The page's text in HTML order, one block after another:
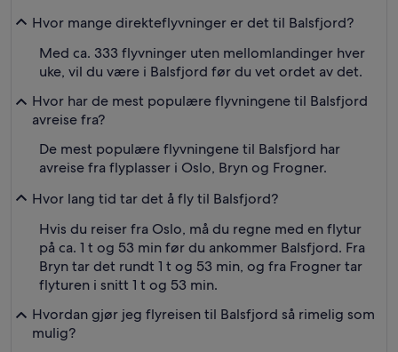
Hvor mange direkteflyvninger er det til Balsfjord?
Med ca. 333 flyvninger uten mellomlandinger hver
uke, vil du være i Balsfjord før du vet ordet av det.
Hvor har de mest populære flyvningene til Balsfjord
avreise fra?
De mest populære flyvningene til Balsfjord har
avreise fra flyplasser i Oslo, Bryn og Frogner.
Hvor lang tid tar det å fly til Balsfjord?
Hvis du reiser fra Oslo, må du regne med en flytur
på ca. 1 t og 53 min før du ankommer Balsfjord. Fra
Bryn tar det rundt 1 t og 53 min, og fra Frogner tar
flyturen i snitt 1 t og 53 min.
Hvordan gjør jeg flyreisen til Balsfjord så rimelig som
mulig?